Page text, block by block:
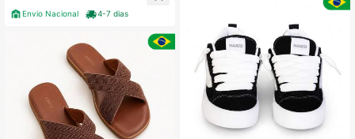
Envio Nacional 4-7 dias